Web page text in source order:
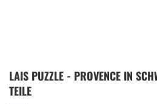
Anfang
der
LAIS PUZZLE - PROVENCE IN
EILE